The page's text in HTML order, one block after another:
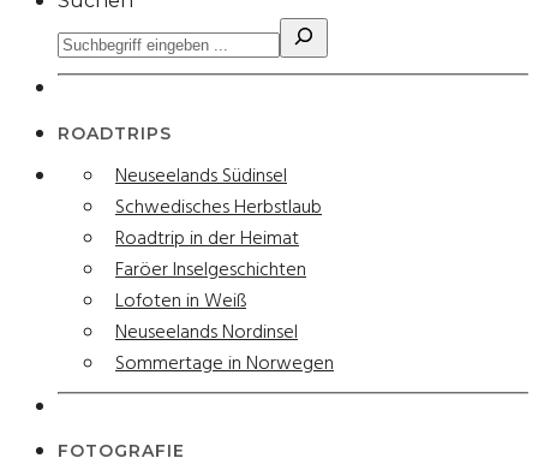
ROADTRIPS
Neuseelands Südinsel
Schwedisches Herbstlaub
Roadtrip in der Heimat
Faröer Inselgeschichten
Lofoten in Weiß
Neuseelands Nordinsel
Sommertage in Norwegen
FOTOGRAFIE